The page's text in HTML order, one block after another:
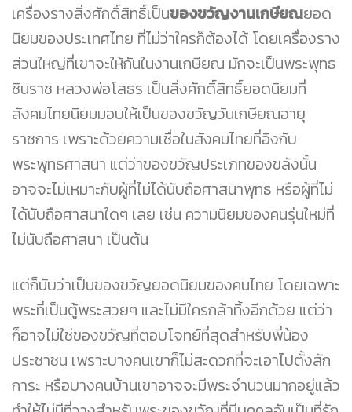
เครื่องรางสิ่งศักดิ์สิทธิ์เป็นของขวัญงานเกษียณยอด
นิยมของประเทศไทย ที่ไม่ว่าใครก็ต้องได้ โดยเครื่องราง
ส่วนใหญ่ที่เขาจะให้กันในงานเกษียณ มักจะเป็นพระพุทธ
ชินราช หลวงพ่อโสธร เป็นสิ่งศักดิ์สิทธิ์ยอดนิยมที่
สังคมไทยนิยมมอบให้เป็นของขวัญวันเกษียณอายุ
ราชการ เพราะด้วยความเชื่อในสังคมไทยที่อิงกับ
พระพุทธศาสนา แต่ว่าของขวัญประเภทของขลังนั้น
อาจจะไม่เหมาะกับผู้ที่ไม่ได้นับถือศาสนาพุทธ หรือผู้ที่ไม่
ได้นับถือศาสนาใดๆ เลย เช่น ความนิยมของคนรุ่นใหม่ที่
ไม่นับถือศาสนา เป็นต้น
แต่ก็นับว่าเป็นของขวัญยอดนิยมของคนไทย โดยเฉพาะ
พระที่เป็นตู้พระสวยๆ และไม่มีใครกล้าทิ้งอีกด้วย แต่ว่า
ก็อาจไม่ใช่ของขวัญที่ตอบโจทย์ที่สุดสำหรับพี่น้อง
ประชาชน เพราะบางคนเขาก็ไม่สะดวกที่จะเอาไปตั้งสัก
การะ หรือบางคนบ้านเขาอาจจะมีพระจำนวนมากอยู่แล้ว